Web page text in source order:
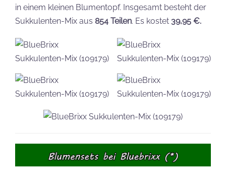
in einem kleinen Blumentopf. Insgesamt besteht der
Sukkulenten-Mix aus 854 Teilen. Es kostet 39,95 €.